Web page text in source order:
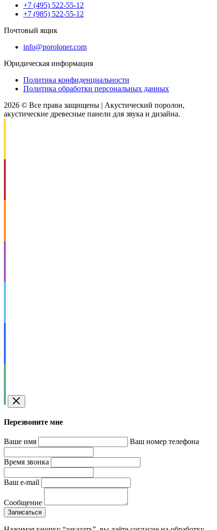
+7 (495) 522-55-12
+7 (985) 522-55-12
Почтовый ящик
info@poroloner.com
Юридическая информация
Политика конфиденциальности
Политика обработки персональных данных
2026 © Все права защищены | Акустический поролон,
акустические древесные панели для звука и дизайна.
Перезвоните мне
Ваше имя Ваш номер телефона
Время звонка
Ваш e-mail
Сообщение
Записаться